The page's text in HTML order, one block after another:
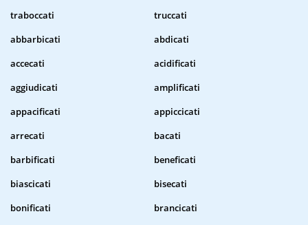
traboccati
truccati
abbarbicati
abdicati
accecati
acidificati
aggiudicati
amplificati
appacificati
appiccicati
arrecati
bacati
barbificati
beneficati
biascicati
bisecati
bonificati
brancicati